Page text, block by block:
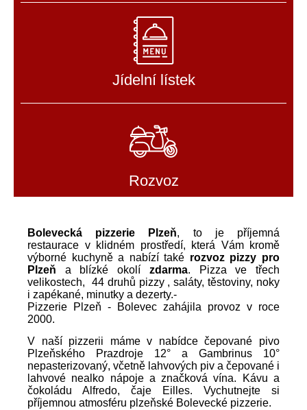
Jídelní lístek
Rozvoz
Bolevecká pizzerie Plzeň, to je příjemná
restaurace v klidném prostředí, která Vám kromě
výborné kuchyně a nabízí také rozvoz pizzy pro
Plzeň a blízké okolí zdarma. Pizza ve třech
velikostech, 44 druhů pizzy , saláty, těstoviny, noky
i zapékané, minutky a dezerty.-
Pizzerie Plzeň - Bolevec zahájila provoz v roce
2000.
V naší pizzerii máme v nabídce čepované pivo
Plzeňského Prazdroje 12° a Gambrinus 10°
nepasterizovaný, včetně lahvových piv a čepované i
lahvové nealko nápoje a značková vína. Kávu a
čokoládu Alfredo, čaje Eilles. Vychutnejte si
příjemnou atmosféru plzeňské Bolevecké pizzerie.